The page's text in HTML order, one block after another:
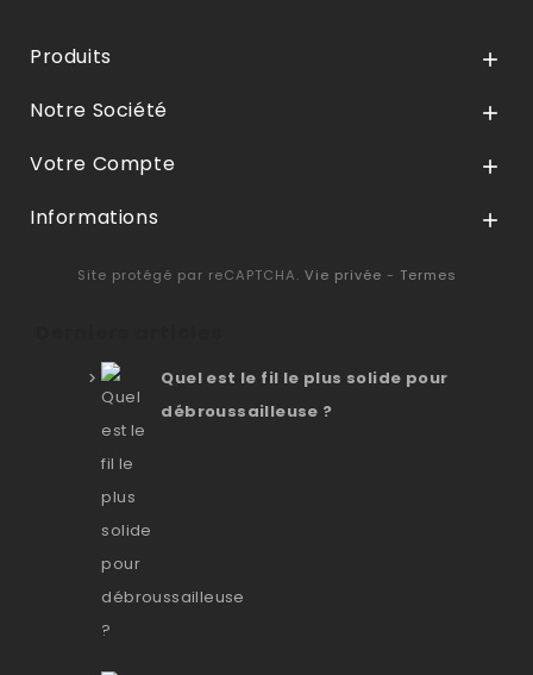
Produits 
Notre Société 
Votre Compte 
Informations 
Site protégé par reCAPTCHA. Vie privée - Termes
Quel est le fil le plus solide pour
débroussailleuse ?